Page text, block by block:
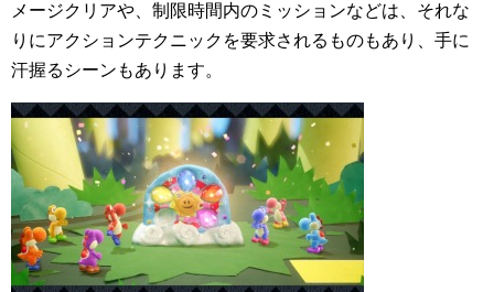
メージクリアや、制限時間内のミッションなどは、それな
りにアクションテクニックを要求されるものもあり、手に
汗握るシーンもあります。